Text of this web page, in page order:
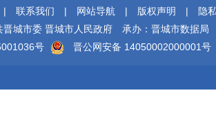
| 联系我们 | 网站导航 | 版权声明 |
隐
晋城市委 晋城市人民政府
承办：晋城市数据局
号
晋公网安备 14050002000001号